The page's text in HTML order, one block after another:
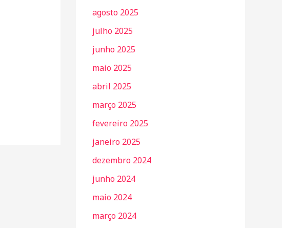
agosto 2025
julho 2025
junho 2025
maio 2025
abril 2025
março 2025
fevereiro 2025
janeiro 2025
dezembro 2024
junho 2024
maio 2024
março 2024